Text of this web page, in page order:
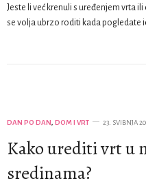
Jeste li već krenuli s uređenjem vrta
se volja ubrzo roditi kada pogledate
DAN PO DAN, DOM I VRT 23. SVIBNJA
Kako urediti vrt u
sredinama?